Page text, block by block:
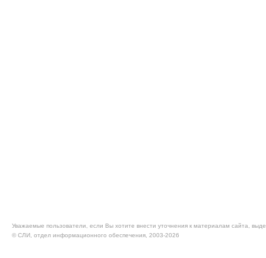
Уважаемые пользователи, если Вы хотите внести уточнения к материалам сайта,
© CЛИ, отдел информационного обеспечения, 2003-2026